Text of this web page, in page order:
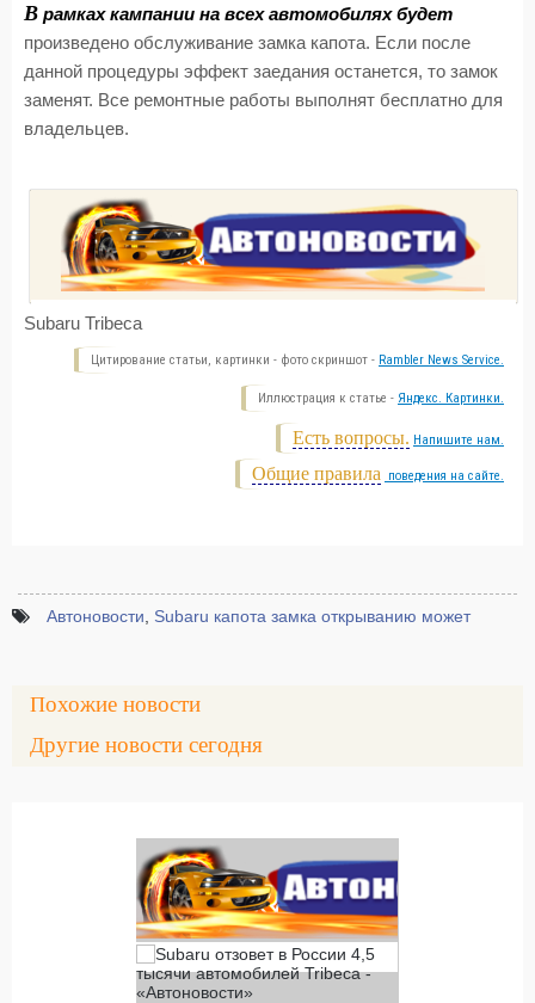
В рамках кампании на всех автомобилях будет
произведено обслуживание замка капота. Если после
данной процедуры эффект заедания останется, то замок
заменят. Все ремонтные работы выполнят бесплатно для
владельцев.
Subaru Tribeca
Цитирование статьи, картинки - фото скриншот - Rambler News Service.
Иллюстрация к статье - Яндекс. Картинки.
Есть вопросы. Напишите нам.
Общие правила поведения на сайте.
Автоновости Subaru капота замка открыванию может
Похожие новости
Другие новости сегодня